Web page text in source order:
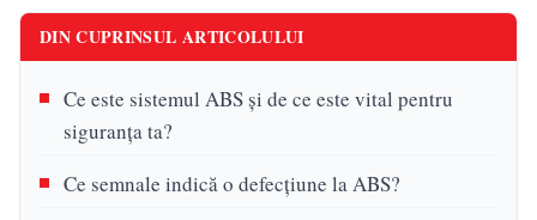
DIN CUPRINSUL ARTICOLULUI
Ce este sistemul ABS și de ce este vital pentru
siguranța ta?
Ce semnale indică o defecțiune la ABS?